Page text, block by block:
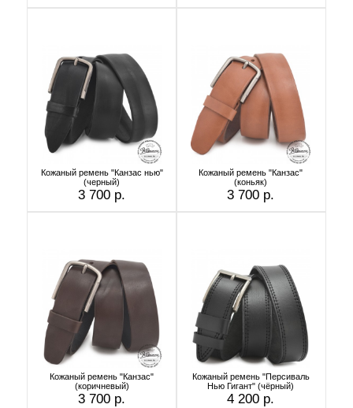
Кожаный ремень "Канзас нью"
(черный)
3 700 р.
Кожаный ремень "Канзас"
(коньяк)
3 700 р.
Кожаный ремень "Канзас"
(коричневый)
3 700 р.
Кожаный ремень "Персиваль
Нью Гигант" (чёрный)
4 200 р.